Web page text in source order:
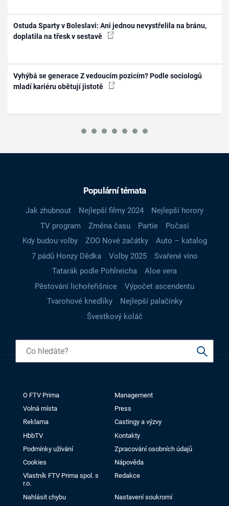
Ostuda Sparty v Boleslavi: Ani jednou nevystřelila na bránu,
doplatila na třesk v sestavě
Vyhýbá se generace Z vedoucím pozicím? Podle sociologů
mladí kariéru obětují jistotě
Populární témata
Jak zhubnout Nejlepší filmy 2024
Nejlepší horory
TV program
Změna času Partie
Počasí
Kdy budou volby
ZOO Nové začátky
Auto – katalog
7 pádů Honzy Dědka
Volby 2025
Svařené víno
Tatarák podle Pohlreicha
Aloe vera
Pěstování lichořeřišnice
Výpočet ascendentu
Tvarohové knedlíky
Nejlepší palačinky
Švestkový koláč
O FTV Prima
Management
Volná místa
Press
Reklama
Castingy a výzvy
HbbTV
Kontakty
Podmínky užívání
Zpracování osobních údajů
Cookies
Nápověda
Vlastník FTV Prima spol. s
r.o.
Redakce
Nahlásit chybu Nastavení soukromí